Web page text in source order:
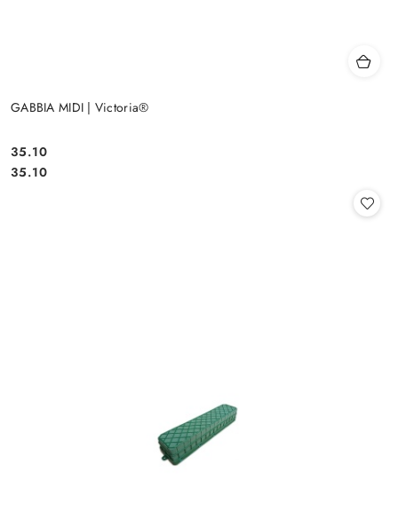
GABBIA MIDI | Victoria®
Cena:
35.10
Cena:
35.10